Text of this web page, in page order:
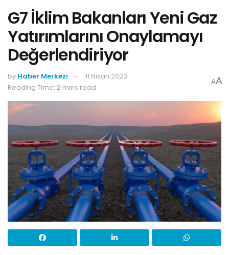
G7 İklim Bakanları Yeni Gaz
Yatırımlarını Onaylamayı
Değerlendiriyor
by Haber Merkezi
11 Nisan 2023
Reading Time: 2 mins read
AA